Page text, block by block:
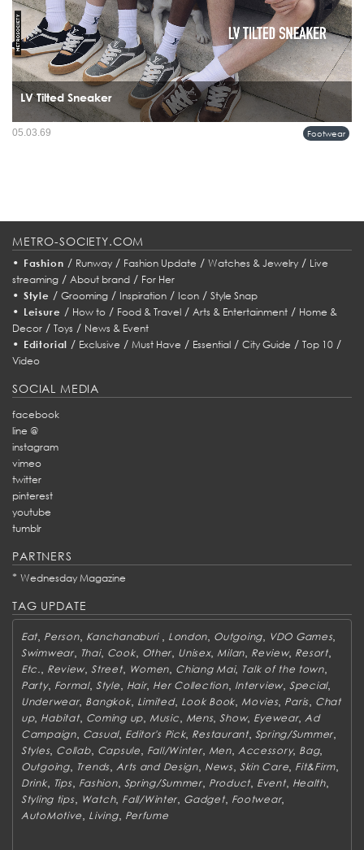
LV Tilted Sneaker
เปิดตัวครั้งแรกในพรีวิวคอลเลคชั่นผู้ชาย Spring/Summer 2026 ก่อนจะปรากฏตัวบน
รันเวย์เต็มรูปแบบ และกลายเป็นหนึ่งในไอเทมที่ถูกพูดถึงมากที่สุดของซีซัน ไม่ใช่
Footwear
05.03.69
METRO-SOCIETY.COM
• Fashion / Runway/ Fashion Update / Watches & Jewelry/ Live
streaming / About brand / For Her
• Style / Grooming/ Inspiration/ Icon/ Style Snap
• Leisure / How to/ Food & Travel/ Arts & Entertainment/ Home &
Decor / Toys / News & Event
• Editorial / Exclusive /Must Have / Essential /City Guide /Top 10 /
Video
SOCIAL MEDIA
facebook
line @
instagram
vimeo
twitter
pinterest
youtube
tumblr
PARTNERS
* Wednesday Magazine
TAG UPDATE
Eat, Person, Kanchanaburi , London, Outgoing, VDO Games,
Swimwear, Thai, Cook, Other, Unisex,Milan, Review, Resort,
Etc., Review,Street, Women, Chiang Mai, Talk of the town,
Party, Formal, Style, Hair, Her Collection, Interview,Special,
Underwear, Bangkok, Limited, Look Book,Movies, Paris, Chat
up, Habitat, Coming up, Music, Mens,Show, Eyewear,Ad
Campaign, Casual, Editor's Pick, Restaurant, Spring/Summer,
Styles, Collab, Capsule, Fall/Winter, Men, Accessory, Bag,
Outgoing, Trends,Arts and Design, News, Skin Care, Fit&Firm,
Drink, Tips, Fashion, Spring/Summer, Product, Event, Health,
Styling tips, Watch, Fall/Winter, Gadget, Footwear,
AutoMotive, Living, Perfume